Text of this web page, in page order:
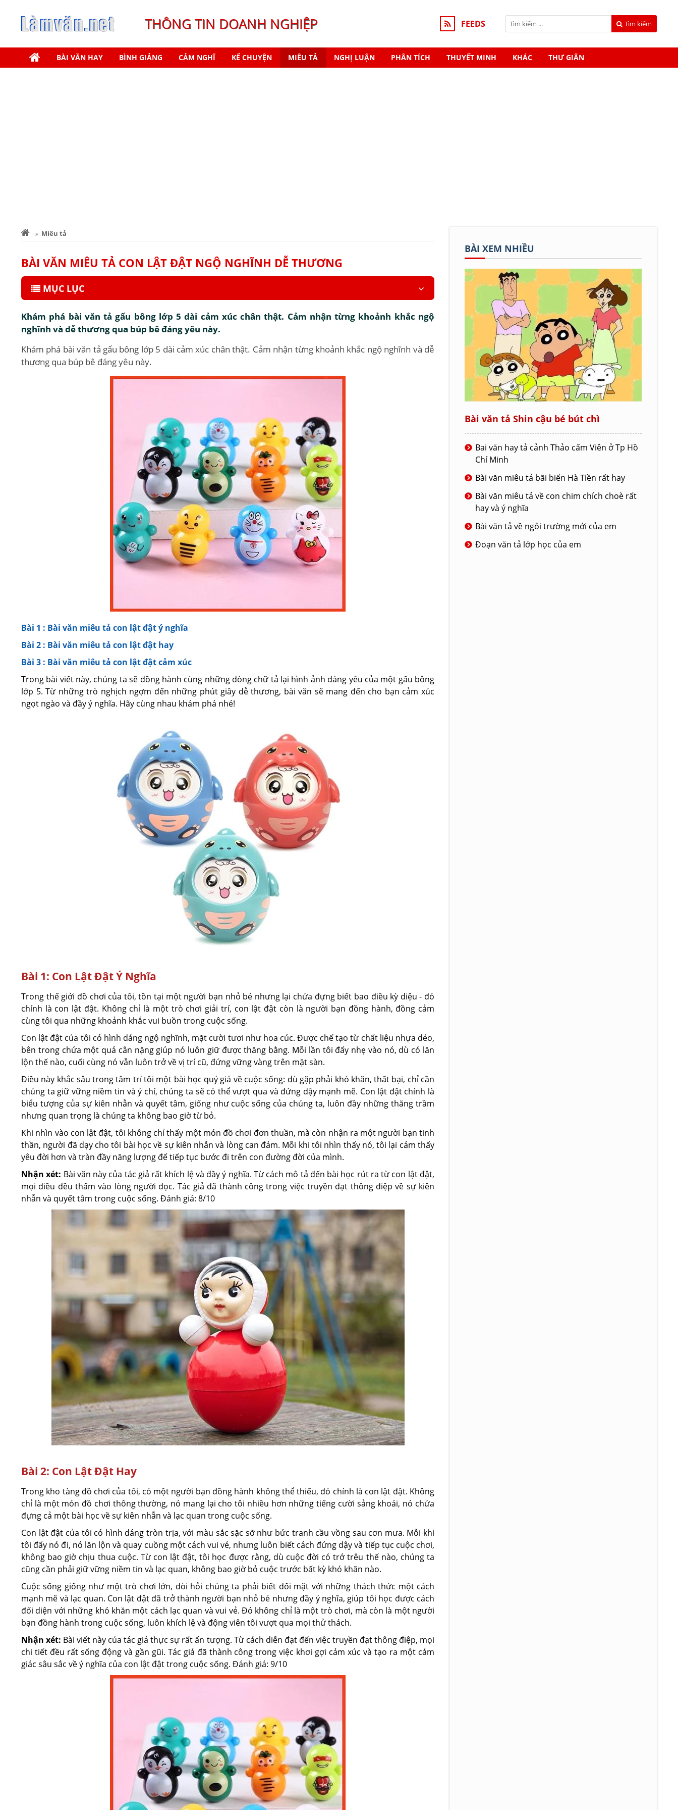
THÔNG TIN DOANH NGHIỆP FEEDS Tìm kiếm
BÀI VĂN HAY BÌNH GIẢNG CẢM NGHĨ KỂ CHUYỆN MIÊU TẢ NGHỊ LUẬN PHÂN TÍCH THUYẾT MINH KHÁC THƯ GIÃN
Miêu tả
BÀI VĂN MIÊU TẢ CON LẬT ĐẬT NGỘ NGHĨNH DỄ THƯƠNG
MỤC LỤC
Khám phá bài văn tả gấu bông lớp 5 dài cảm xúc chân thật. Cảm nhận từng khoảnh khắc ngộ
nghĩnh và dễ thương qua búp bê đáng yêu này.
Khám phá bài văn tả gấu bông lớp 5 dài cảm xúc chân thật. Cảm nhận từng khoảnh khắc ngộ nghĩnh và dễ
thương qua búp bê đáng yêu này.
Bài 1 : Bài văn miêu tả con lật đật ý nghĩa
Bài 2 : Bài văn miêu tả con lật đật hay
Bài 3 : Bài văn miêu tả con lật đật cảm xúc
Trong bài viết này, chúng ta sẽ đồng hành cùng những dòng chữ tả lại hình ảnh đáng yêu của một gấu bông
lớp 5. Từ những trò nghịch ngợm đến những phút giây dễ thương, bài văn sẽ mang đến cho bạn cảm xúc
ngọt ngào và đầy ý nghĩa. Hãy cùng nhau khám phá nhé!
Bài 1: Con Lật Đật Ý Nghĩa
Trong thế giới đồ chơi của tôi, tồn tại một người bạn nhỏ bé nhưng lại chứa đựng biết bao điều kỳ diệu - đó
chính là con lật đật. Không chỉ là một trò chơi giải trí, con lật đật còn là người bạn đồng hành, đồng cảm
cùng tôi qua những khoảnh khắc vui buồn trong cuộc sống.
Con lật đật của tôi có hình dáng ngộ nghĩnh, mặt cười tươi như hoa cúc. Được chế tạo từ chất liệu nhựa dẻo,
bên trong chứa một quả cân nặng giúp nó luôn giữ được thăng bằng. Mỗi lần tôi đẩy nhẹ vào nó, dù có lăn
lộn thế nào, cuối cùng nó vẫn luôn trở về vị trí cũ, đứng vững vàng trên mặt sàn.
Điều này khắc sâu trong tâm trí tôi một bài học quý giá về cuộc sống: dù gặp phải khó khăn, thất bại, chỉ cần
chúng ta giữ vững niềm tin và ý chí, chúng ta sẽ có thể vượt qua và đứng dậy mạnh mẽ. Con lật đật chính là
biểu tượng của sự kiên nhẫn và quyết tâm, giống như cuộc sống của chúng ta, luôn đầy những thăng trầm
nhưng quan trọng là chúng ta không bao giờ từ bỏ.
Khi nhìn vào con lật đật, tôi không chỉ thấy một món đồ chơi đơn thuần, mà còn nhận ra một người bạn tinh
thần, người đã dạy cho tôi bài học về sự kiên nhẫn và lòng can đảm. Mỗi khi tôi nhìn thấy nó, tôi lại cảm thấy
yêu đời hơn và tràn đầy năng lượng để tiếp tục bước đi trên con đường đời của mình.
Nhận xét: Bài văn này của tác giả rất khích lệ và đầy ý nghĩa. Từ cách mô tả đến bài học rút ra từ con lật đật,
mọi điều đều thấm vào lòng người đọc. Tác giả đã thành công trong việc truyền đạt thông điệp về sự kiên
nhẫn và quyết tâm trong cuộc sống. Đánh giá: 8/10
Bài 2: Con Lật Đật Hay
Trong kho tàng đồ chơi của tôi, có một người bạn đồng hành không thể thiếu, đó chính là con lật đật. Không
chỉ là một món đồ chơi thông thường, nó mang lại cho tôi nhiều hơn những tiếng cười sảng khoái, nó chứa
đựng cả một bài học về sự kiên nhẫn và lạc quan trong cuộc sống.
Con lật đật của tôi có hình dáng tròn trịa, với màu sắc sặc sỡ như bức tranh cầu vồng sau cơn mưa. Mỗi khi
tôi đẩy nó đi, nó lăn lộn và quay cuồng một cách vui vẻ, nhưng luôn biết cách đứng dậy và tiếp tục cuộc chơi,
không bao giờ chịu thua cuộc. Từ con lật đật, tôi học được rằng, dù cuộc đời có trớ trêu thế nào, chúng ta
cũng cần phải giữ vững niềm tin và lạc quan, không bao giờ bỏ cuộc trước bất kỳ khó khăn nào.
Cuộc sống giống như một trò chơi lớn, đòi hỏi chúng ta phải biết đối mặt với những thách thức một cách
mạnh mẽ và lạc quan. Con lật đật đã trở thành người bạn nhỏ bé nhưng đầy ý nghĩa, giúp tôi học được cách
đối diện với những khó khăn một cách lạc quan và vui vẻ. Đó không chỉ là một trò chơi, mà còn là một người
bạn đồng hành trong cuộc sống, luôn khích lệ và động viên tôi vượt qua mọi thử thách.
Nhận xét: Bài viết này của tác giả thực sự rất ấn tượng. Từ cách diễn đạt đến việc truyền đạt thông điệp, mọi
chi tiết đều rất sống động và gần gũi. Tác giả đã thành công trong việc khơi gợi cảm xúc và tạo ra một cảm
giác sâu sắc về ý nghĩa của con lật đật trong cuộc sống. Đánh giá: 9/10
BÀI XEM NHIỀU
Bài văn tả Shin cậu bé bút chì
Bai văn hay tả cảnh Thảo cấm Viên ở Tp Hồ
Chí Minh
Bài văn miêu tả bãi biển Hà Tiền rất hay
Bài văn miêu tả về con chim chích choè rất
hay và ý nghĩa
Bài văn tả về ngôi trường mới của em
Đoạn văn tả lớp học của em